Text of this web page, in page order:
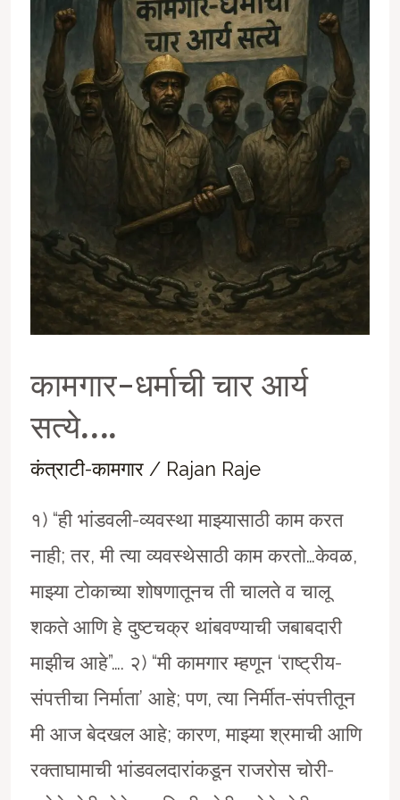
कामगार-धर्माची चार आर्य
सत्ये….
कंत्राटी-कामगार/ Rajan Raje
१) “ही भांडवली-व्यवस्था माझ्यासाठी काम करत
नाही; तर, मी त्या व्यवस्थेसाठी काम करतो…केवळ,
माझ्या टोकाच्या शोषणातूनच ती चालते व चालू
शकते आणि हे दुष्टचक्र थांबवण्याची जबाबदारी
माझीच आहे”…. २) “मी कामगार म्हणून ‘राष्ट्रीय-
संपत्तीचा निर्माता’ आहे; पण, त्या निर्मीत-संपत्तीतून
मी आज बेदखल आहे; कारण, माझ्या श्रमाची आणि
रक्ताघामाची भांडवलदारांकडून राजरोस चोरी-